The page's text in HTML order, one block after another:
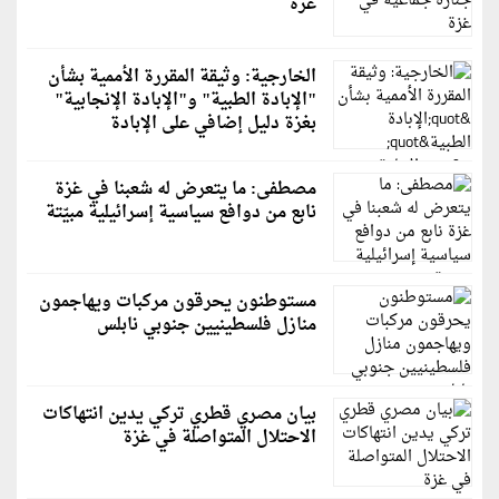
الخارجية: وثيقة المقررة الأممية بشأن
"الإبادة الطبية" و"الإبادة الإنجابية"
بغزة دليل إضافي على الإبادة
مصطفى: ما يتعرض له شعبنا في غزة
نابع من دوافع سياسية إسرائيلية مبيّتة
مستوطنون يحرقون مركبات ويهاجمون
منازل فلسطينيين جنوبي نابلس
بيان مصري قطري تركي يدين انتهاكات
الاحتلال المتواصلة في غزة